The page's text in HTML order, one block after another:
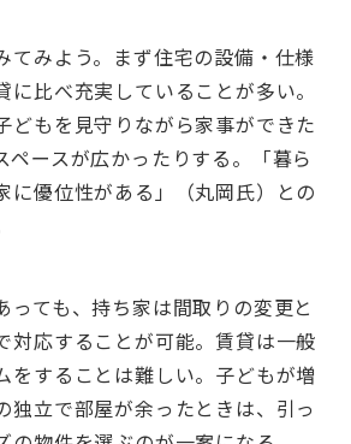
てみよう。まず住宅の設備・仕様
に⽐べ充実していることが多い。
どもを⾒守りながら家事ができた
ペースが広かったりする。「暮ら
に優位性がある」（丸岡⽒）との
っても、持ち家は間取りの変更と
対応することが可能。賃貸は⼀般
をすることは難しい。⼦どもが増
独⽴で部屋が余ったときは、引っ